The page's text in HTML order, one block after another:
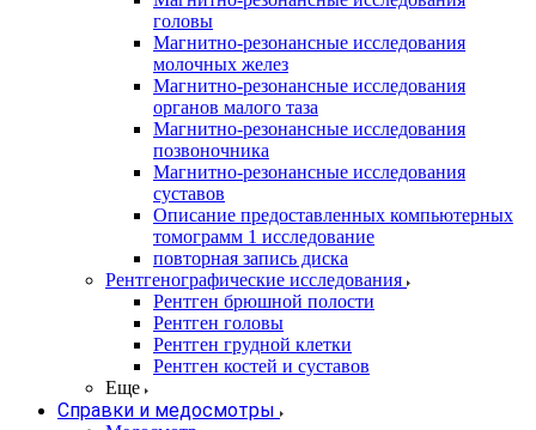
головы
Магнитно-резонансные исследования
молочных желез
Магнитно-резонансные исследования
органов малого таза
Магнитно-резонансные исследования
позвоночника
Магнитно-резонансные исследования
суставов
Описание предоставленных компьютерных
томограмм 1 исследование
повторная запись диска
Рентгенографические исследования
Рентген брюшной полости
Рентген головы
Рентген грудной клетки
Рентген костей и суставов
Еще
Справки и медосмотры